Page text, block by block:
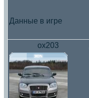
Данные в игре
ox203